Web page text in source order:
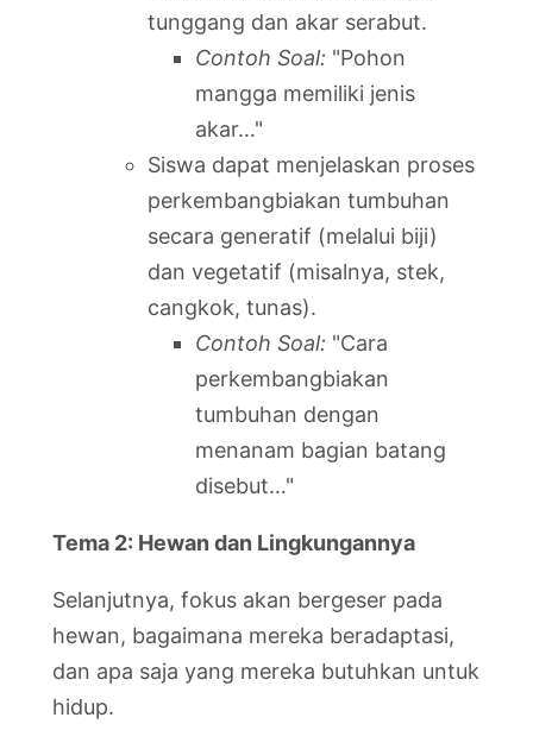
tunggang dan akar serabut.
Contoh Soal: "Pohon
mangga memiliki jenis
akar…"
Siswa dapat menjelaskan proses
perkembangbiakan tumbuhan
secara generatif (melalui biji)
dan vegetatif (misalnya, stek,
cangkok, tunas).
Contoh Soal: "Cara
perkembangbiakan
tumbuhan dengan
menanam bagian batang
disebut…"
Tema 2: Hewan dan Lingkungannya
Selanjutnya, fokus akan bergeser pada
hewan, bagaimana mereka beradaptasi,
dan apa saja yang mereka butuhkan untuk
hidup.